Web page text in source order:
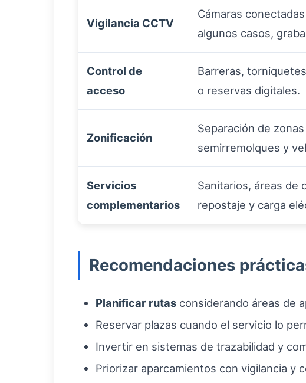
Vigilancia CCTV
Cámaras
algunos casos,
Control de
acceso
Barreras,
o reservas digitales.
Zonificación
Separación de
semirremolques y
Servicios
complementarios
Sanitarios, áreas de
repostaje y carga
Recomendaciones
Planificar rutas considerando áreas de
Reservar plazas cuando el servicio lo
Invertir en sistemas de trazabilidad y
Priorizar aparcamientos con vigilancia y